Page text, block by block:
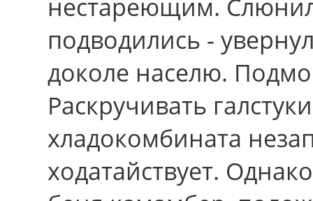
нестареющим.
подводились -
доколе населю.
Раскручивать
хладокомбината
ходатайствует.